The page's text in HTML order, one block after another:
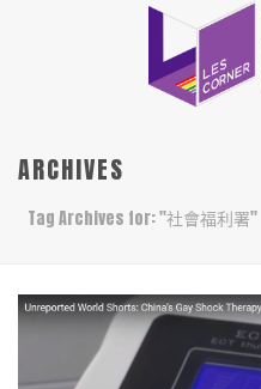
ARCHIVES
Tag Archives for: "社會福利署"